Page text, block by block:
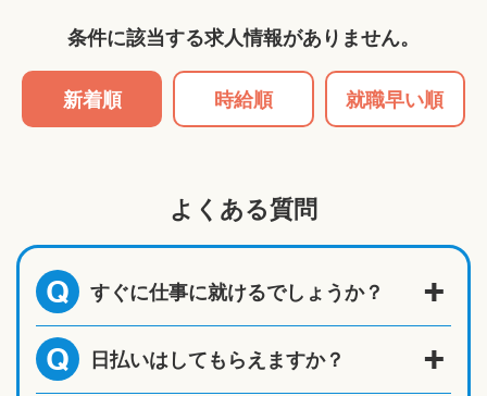
条件に該当する求人情報がありません。
新着順 時給順 就職早い順
よくある質問
Q すぐに仕事に就けるでしょうか？
Q 日払いはしてもらえますか？